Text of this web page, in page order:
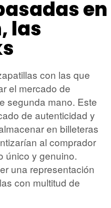
en
las
con las que
el mercado de
segunda mano. Este
de autenticidad y
en billeteras
al comprador
único y genuino.
una representación
con multitud de